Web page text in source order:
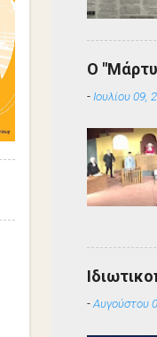
Ο
- Ιουλίου 09,
-Αυγούστου